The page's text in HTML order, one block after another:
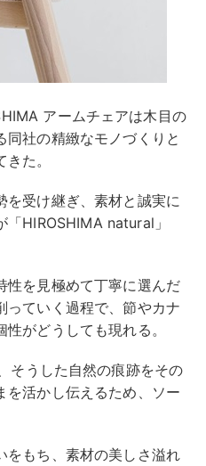
アームチェアは木目の
同社の精緻なモノづくりと
た。
を受け継ぎ、素材と誠実に
HIROSHIMA natural」
性を見極めて丁寧に選んだ
っていく過程で、節やカナ
がどうしても現れる。
そうした自然の痕跡をその
を活かし伝えるため、ソー
をもち、素材の美しさ溢れ